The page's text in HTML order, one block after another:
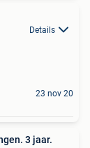
Details
23 nov 20
3 jaar.